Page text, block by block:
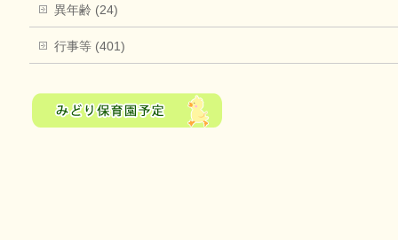
異年齢 (24)
行事等 (401)